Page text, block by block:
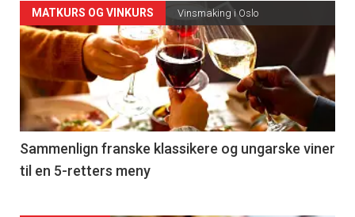
Forsiden
akkurat
nå
-
5
MATKURS OG VINKURS Vinsmaking i Oslo
Sammenlign franske klassikere og ungarske viner
til en 5-retters meny